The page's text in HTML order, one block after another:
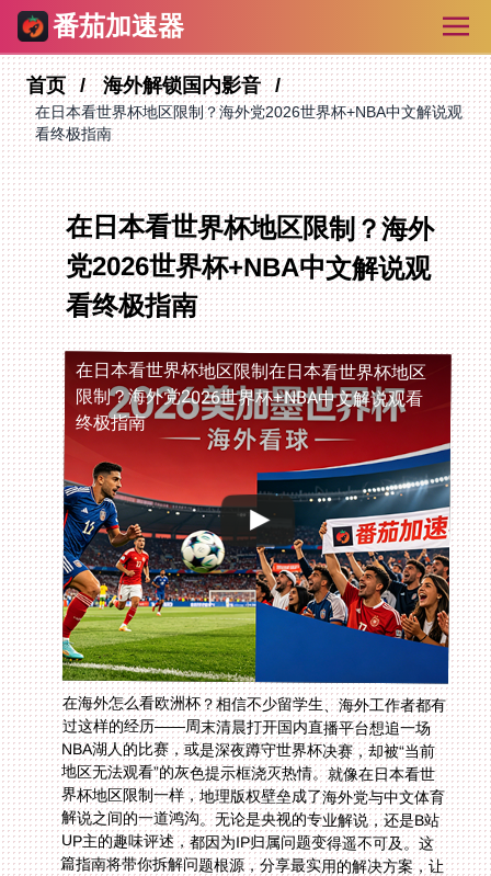
番茄加速器
首页 海外解锁国内影音
在日本看世界杯地区限制？海外党2026世界杯+NBA中文解说观
看终极指南
在日本看世界杯地区限制？海外
党2026世界杯+NBA中文解说观
看终极指南
在日本看世界杯地区限制在日本看世界杯地区
限制？海外党2026世界杯+NBA中文解说观看
终极指南
在海外怎么看欧洲杯？相信不少留学生、海外工作者都有
过这样的经历——周末清晨打开国内直播平台想追一场
NBA湖人的比赛，或是深夜蹲守世界杯决赛，却被“当前
地区无法观看”的灰色提示框浇灭热情。就像在日本看世
界杯地区限制一样，地理版权壁垒成了海外党与中文体育
解说之间的一道鸿沟。无论是央视的专业解说，还是B站
UP主的趣味评述，都因为IP归属问题变得遥不可及。这
篇指南将带你拆解问题根源，分享最实用的解决方案，让